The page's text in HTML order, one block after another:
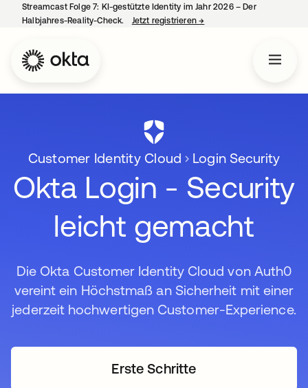
Streamcast Folge 7: KI-gestützte Identity im Jahr 2026 – Der
Halbjahres-Reality-Check.
Jetzt registrieren→
Customer Identity Cloud Login Security
Okta Login - Security
leicht gemacht
Die Okta Customer Identity Cloud von Auth0
vereint ein Höchstmaß an Sicherheit mit einer
jederzeit hochwertigen Customer-Experience.
Erste Schrittewird in einer neuen